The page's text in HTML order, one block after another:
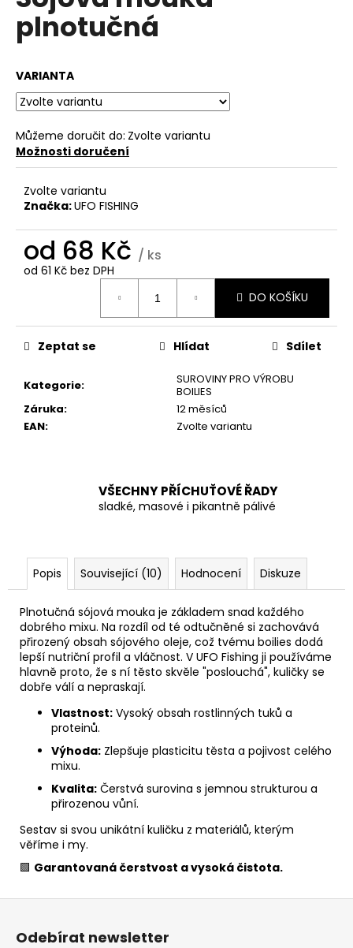
5
plnotučná
VARIANTA
Můžeme doručit do: Zvolte variantu
Možnosti doručení
Zvolte variantu
Značka:UFO FISHING
od 68 Kč / ks
od 61 Kč bez DPH
DO KOŠÍKU
Kategorie:
SUROVINY PRO VÝROBU
BOILIES
Záruka:
12 měsíců
EAN: Zvolte variantu
Zeptat se Hlídat Sdílet
VŠECHNY PŘÍCHUŤOVÉ ŘADY
sladké, masové i pikantně pálivé
Popis Související (10) Hodnocení Diskuze
Plnotučná sójová mouka je základem snad každého
dobrého mixu. Na rozdíl od té odtučněné si zachovává
přirozený obsah sójového oleje, což tvému boilies dodá
lepší nutriční profil a vláčnost. V UFO Fishing ji používáme
hlavně proto, že s ní těsto skvěle "poslouchá", kuličky se
dobře válí a nepraskají.
Vlastnost: Vysoký obsah rostlinných tuků a
proteinů.
Výhoda: Zlepšuje plasticitu těsta a pojivost celého
mixu.
Kvalita: Čerstvá surovina s jemnou strukturou a
přirozenou vůní.
Sestav si svou unikátní kuličku z materiálů, kterým
věříme i my.
🟩 Garantovaná čerstvost a vysoká čistota.
a
j
t
?
D
o
r
u
č
e
m
Z
Odebírat newsletter